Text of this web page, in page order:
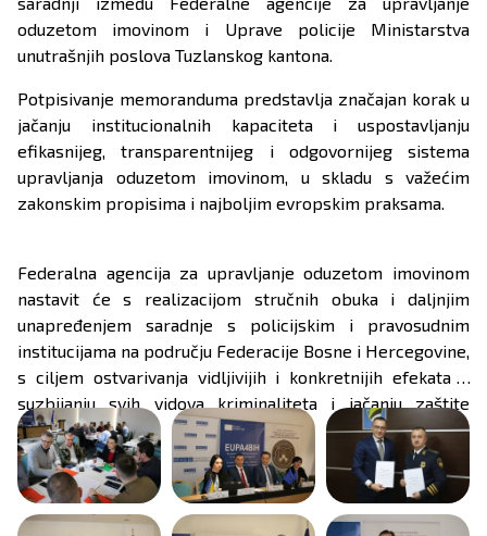
oduzetom imovinom i Uprave policije Ministarstva
unutrašnjih poslova Tuzlanskog kantona.
Potpisivanje memoranduma predstavlja značajan korak u
jačanju institucionalnih kapaciteta i uspostavljanju
efikasnijeg, transparentnijeg i odgovornijeg sistema
upravljanja oduzetom imovinom, u skladu s važećim
zakonskim propisima i najboljim evropskim praksama.
Federalna agencija za upravljanje oduzetom imovinom
nastavit će s realizacijom stručnih obuka i daljnjim
unapređenjem saradnje s policijskim i pravosudnim
institucijama na području Federacije Bosne i Hercegovine,
s ciljem ostvarivanja vidljivijih i konkretnijih efekata u
suzbijanju svih vidova kriminaliteta i jačanju zaštite
javnog interesa.